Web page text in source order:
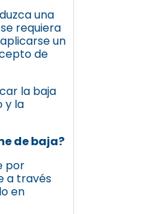
una
requiera
un
de
la baja
y la
de baja?
por
a través
en